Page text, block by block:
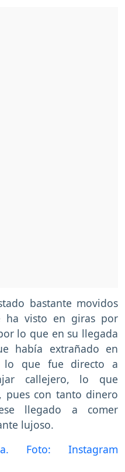
bastante movidos
ha visto en giras por
lo que en su llegada
había extrañado en
lo que fue directo a
callejero, lo que
pues con tanto dinero
llegado a comer
lujoso.